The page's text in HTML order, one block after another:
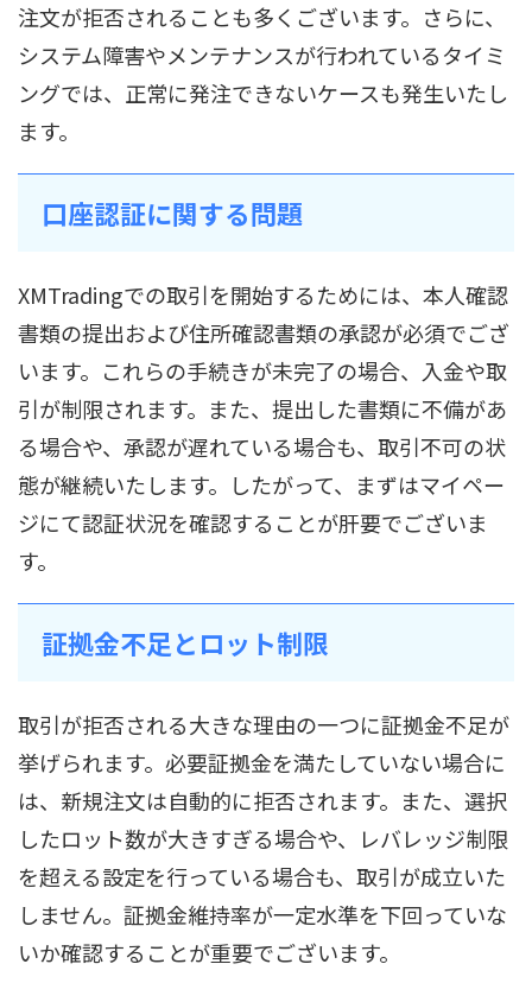
注文が拒否されることも多くございます。さらに、
システム障害やメンテナンスが行われているタイミ
ングでは、正常に発注できないケースも発生いたし
ます。
口座認証に関する問題
XMTradingでの取引を開始するためには、本人確認
書類の提出および住所確認書類の承認が必須でござ
います。これらの手続きが未完了の場合、入金や取
引が制限されます。また、提出した書類に不備があ
る場合や、承認が遅れている場合も、取引不可の状
態が継続いたします。したがって、まずはマイペー
ジにて認証状況を確認することが肝要でございま
す。
証拠金不足とロット制限
取引が拒否される大きな理由の一つに証拠金不足が
挙げられます。必要証拠金を満たしていない場合に
は、新規注文は自動的に拒否されます。また、選択
したロット数が大きすぎる場合や、レバレッジ制限
を超える設定を行っている場合も、取引が成立いた
しません。証拠金維持率が一定水準を下回っていな
いか確認することが重要でございます。